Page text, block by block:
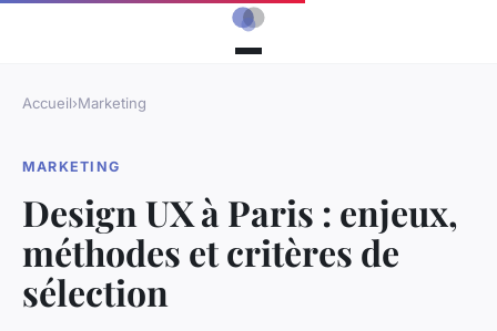
Accueil›Marketing
MARKETING
Design UX à Paris : enjeux,
méthodes et critères de
sélection